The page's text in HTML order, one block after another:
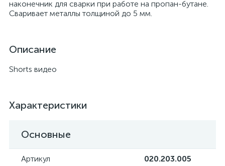
наконечник для сварки при работе на пропан-бутане.
Сваривает металлы толщиной до 5 мм.
Описание
Shorts видео
Характеристики
Основные
Артикул 020.203.005